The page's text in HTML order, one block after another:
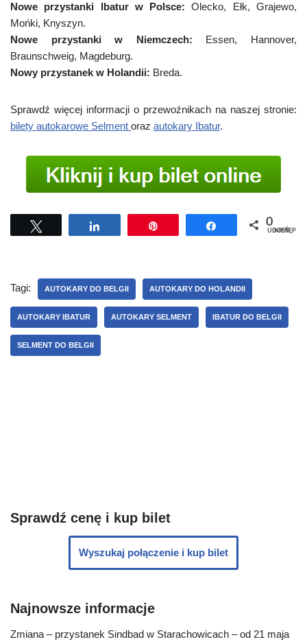
Nowe przystanki Ibatur w Polsce: Olecko, Ełk, Grajewo,
Mońki, Knyszyn.
Nowe przystanki w Niemczech: Essen, Hannover,
Braunschweig, Magdeburg.
Nowy przystanek w Holandii: Breda.
Sprawdź więcej informacji o przewoźnikach na naszej stronie:
bilety autokarowe Selment oraz autokary Ibatur.
Udostępnij Udostępnij
0
UDOSTĘPNIEŃ
Tagi: AUTOKARY DO BELGII AUTOKARY DO HOLANDII
AUTOKARY IBATUR AUTOKARY SELMENT IBATUR DO BELGII
SELMENT DO BELGII
Sprawdź cenę i kup bilet
Wyszukaj połączenie i kup bilet
Najnowsze informacje
Zmiana – przystanek Sindbad w Starachowicach – od 21 maja